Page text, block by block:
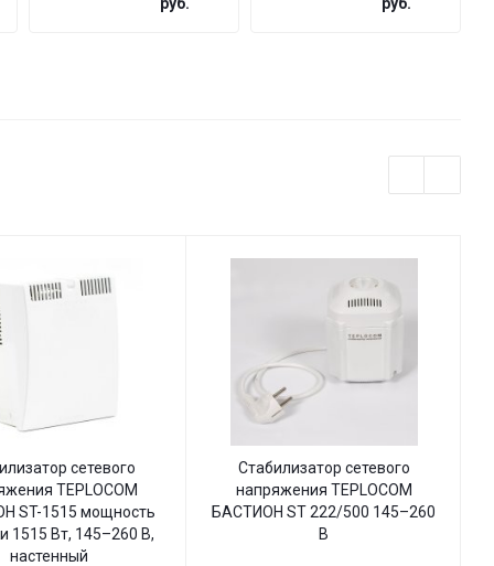
ST555
ST555-И
сетевого
TEPLOCOM
ST-1515 мощность
1515 Вт, 145–260 В,
настенный
Стабилизатор сетевого
напряжения TEPLOCOM
БАСТИОН ST 222/500 145–260
В